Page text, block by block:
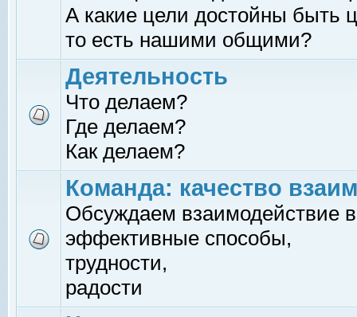
А какие цели достойны быть
то есть нашими общими?
Деятельность
Что делаем?
Где делаем?
Как делаем?
Команда: качество
Обсуждаем взаимодействие
эффективные способы,
трудности,
радости